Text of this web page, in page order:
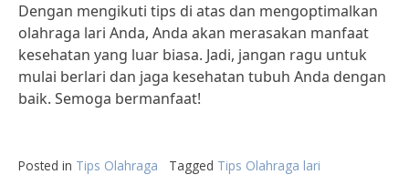
Dengan mengikuti tips di atas dan mengoptimalkan
olahraga lari Anda, Anda akan merasakan manfaat
kesehatan yang luar biasa. Jadi, jangan ragu untuk
mulai berlari dan jaga kesehatan tubuh Anda dengan
baik. Semoga bermanfaat!
Posted in Tips Olahraga Tagged Tips Olahraga lari